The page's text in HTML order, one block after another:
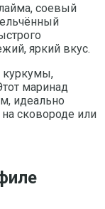
соевый
яркий вкус.
куркумы,
маринад
идеально
сковороде или